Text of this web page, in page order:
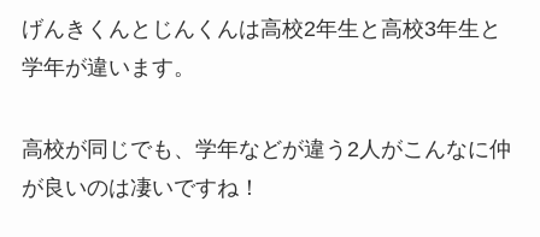
げんきくんとじんくんは高校2年生と高校3年生と
学年が違います。
高校が同じでも、学年などが違う2人がこんなに仲
が良いのは凄いですね！